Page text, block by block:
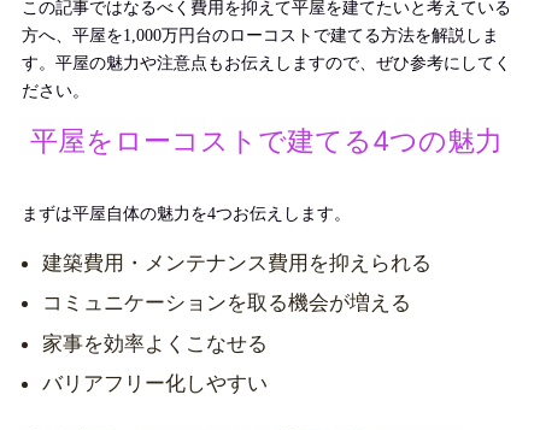
この記事ではなるべく費用を抑えて平屋を建てたいと考えている
方へ、 平屋を1,000万円台のローコストで建てる方法を解説しま
す。平屋の魅力や注意点もお伝えしますので、ぜひ参考にしてく
ださい。
平屋をローコストで建てる4つの魅力
まずは平屋自体の魅力を4つお伝えします。
建築費用・メンテナンス費用を抑えられる
コミュニケーションを取る機会が増える
家事を効率よくこなせる
バリアフリー化しやすい